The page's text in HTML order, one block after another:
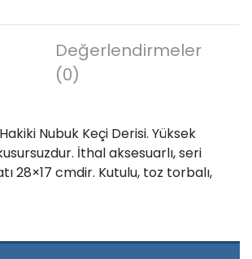
Değerlendirmeler
(0)
Nubuk Keçi Derisi. Yüksek
İthal aksesuarlı, seri
28×17 cmdir. Kutulu, toz torbalı,